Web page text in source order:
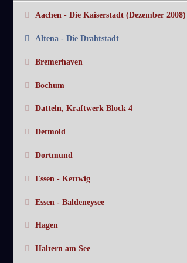
Aachen - Die Kaiserstadt (Dezember 2008)
Altena - Die Drahtstadt
Bremerhaven
Bochum
Datteln, Kraftwerk Block 4
Detmold
Dortmund
Essen - Kettwig
Essen - Baldeneysee
Hagen
Haltern am See